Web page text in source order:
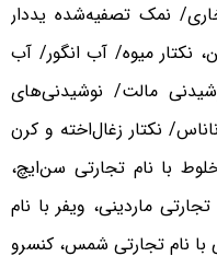
نمک تصفیه‌شده یددار
نکتار میوه/ آب انگور/ آب
مالت/ نوشیدنی‌های
نکتار زغال‌اخته و کرن
با نام تجارتی سن‌ایچ،
ماردینی، ویفر با نام
نام تجارتی شمس، کنسرو